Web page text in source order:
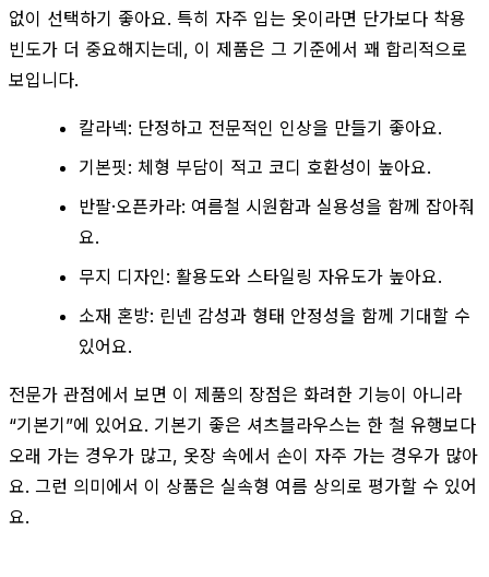
없이 선택하기 좋아요. 특히 자주 입는 옷이라면 단가보다 착용
빈도가 더 중요해지는데, 이 제품은 그 기준에서 꽤 합리적으로
보입니다.
칼라넥: 단정하고 전문적인 인상을 만들기 좋아요.
기본핏: 체형 부담이 적고 코디 호환성이 높아요.
반팔·오픈카라: 여름철 시원함과 실용성을 함께 잡아줘
요.
무지 디자인: 활용도와 스타일링 자유도가 높아요.
소재 혼방: 린넨 감성과 형태 안정성을 함께 기대할 수
있어요.
전문가 관점에서 보면 이 제품의 장점은 화려한 기능이 아니라
“기본기”에 있어요. 기본기 좋은 셔츠블라우스는 한 철 유행보다
오래 가는 경우가 많고, 옷장 속에서 손이 자주 가는 경우가 많아
요. 그런 의미에서 이 상품은 실속형 여름 상의로 평가할 수 있어
요.